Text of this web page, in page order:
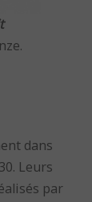
dans
Leurs
par